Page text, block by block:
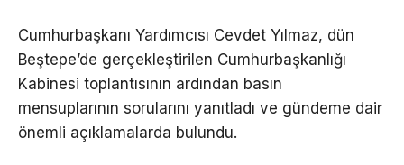
Cumhurbaşkanı Yardımcısı Cevdet Yılmaz, dün
Beştepe’de gerçekleştirilen Cumhurbaşkanlığı
Kabinesi toplantısının ardından basın
mensuplarının sorularını yanıtladı ve gündeme dair
önemli açıklamalarda bulundu.